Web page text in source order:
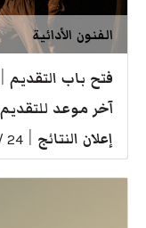
الفنون الأدائية
فتح باب التقديم
آخر موعد للتقديم
إعلان النتائج 24 / 8 / 2026